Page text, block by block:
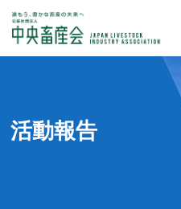
活動報告